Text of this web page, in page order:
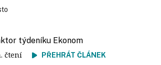
týdeníku Ekonom
čtení PŘEHRÁT ČLÁNEK